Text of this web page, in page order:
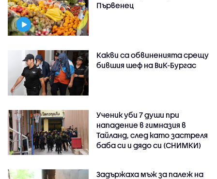
Първенец
Какви са обвиненията срещу
бившия шеф на ВиК-Бургас
Ученик уби 7 души при
нападение в гимназия в
Тайланд, след като застреля
баба си и дядо си (СНИМКИ)
Задържаха мъж за палеж на